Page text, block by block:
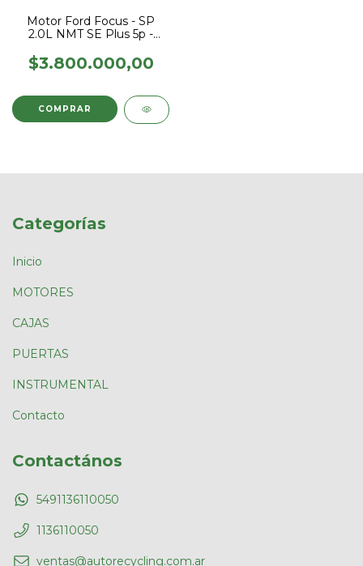
Motor Ford Focus - SP
2.0L NMT SE Plus 5p -
$3.800.000,00
Categorías
Inicio
MOTORES
CAJAS
PUERTAS
INSTRUMENTAL
Contacto
Contactános
5491136110050
1136110050
ventas@autorecycling.com.ar